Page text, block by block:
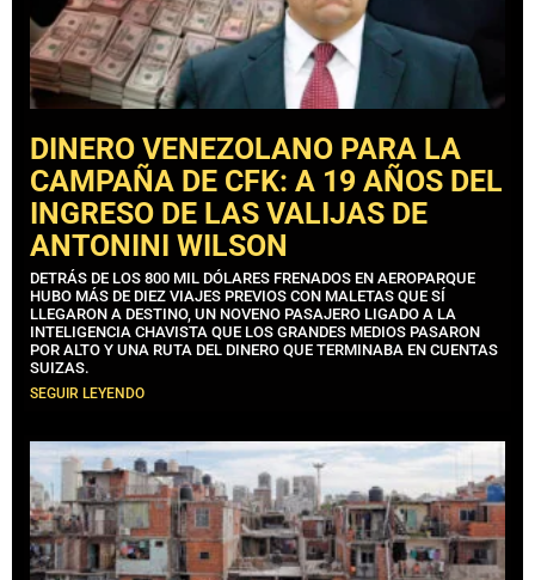
DINERO VENEZOLANO PARA LA
CAMPAÑA DE CFK: A 19 AÑOS DEL
INGRESO DE LAS VALIJAS DE
ANTONINI WILSON
DETRÁS DE LOS 800 MIL DÓLARES FRENADOS EN AEROPARQUE
HUBO MÁS DE DIEZ VIAJES PREVIOS CON MALETAS QUE SÍ
LLEGARON A DESTINO, UN NOVENO PASAJERO LIGADO A LA
INTELIGENCIA CHAVISTA QUE LOS GRANDES MEDIOS PASARON
POR ALTO Y UNA RUTA DEL DINERO QUE TERMINABA EN CUENTAS
SUIZAS.
SEGUIR LEYENDO